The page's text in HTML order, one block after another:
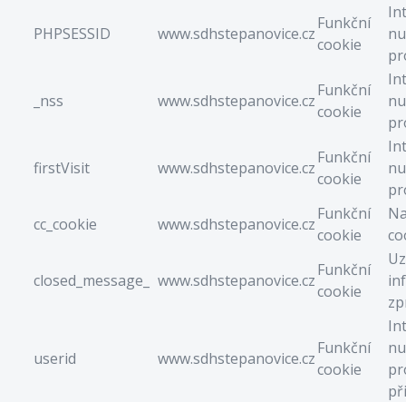
PHPSESSID www.sdhstepanovice.cz
Funkční
cookie
_nss www.sdhstepanovice.cz
Funkční
cookie
firstVisit www.sdhstepanovice.cz
Funkční
cookie
cc_cookie
www.sdhstepanovice.cz
Funkční
cookie
closed_message_ www.sdhstepanovice.cz
Funkční
cookie
userid www.sdhstepanovice.cz
Funkční
cookie